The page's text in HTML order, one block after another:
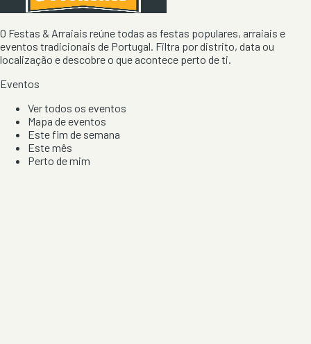
O Festas & Arraiais reúne todas as festas populares, arraiais e
eventos tradicionais de Portugal. Filtra por distrito, data ou
localização e descobre o que acontece perto de ti.
Eventos
Ver todos os eventos
Mapa de eventos
Este fim de semana
Este mês
Perto de mim